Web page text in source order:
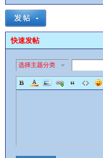
快速发帖
选择主题分类